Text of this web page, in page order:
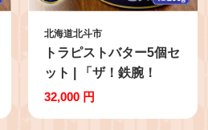
北海道北斗市
トラピストバター5個セ
ット | 「ザ！鉄腕！
DASH！！」で紹介！ |
32,000 円